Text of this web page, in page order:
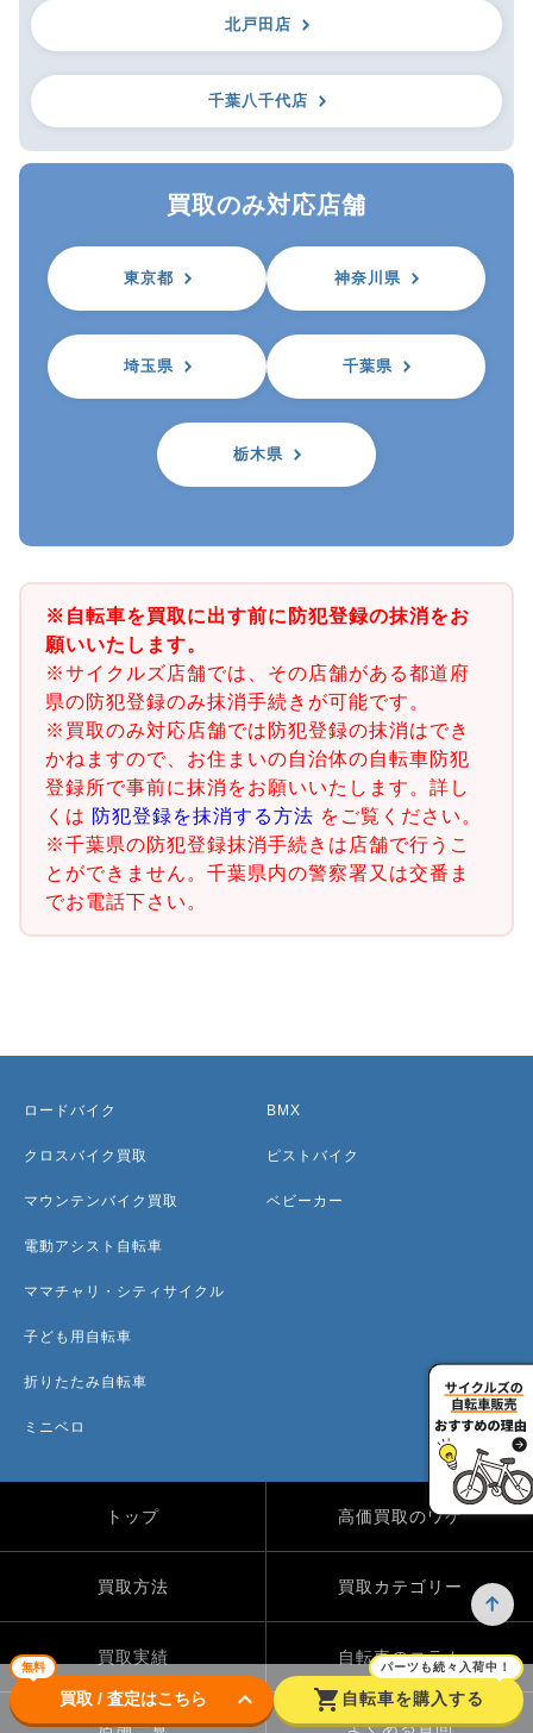
北戸田店
千葉八千代店
買取のみ対応店舗
東京都 神奈川県
埼玉県 千葉県
栃木県
※自転車を買取に出す前に防犯登録の抹消をお
願いいたします。
※サイクルズ店舗では、その店舗がある都道府
県の防犯登録のみ抹消手続きが可能です。
※買取のみ対応店舗では防犯登録の抹消はでき
かねますので、お住まいの自治体の自転車防犯
登録所で事前に抹消をお願いいたします。詳し
くは 防犯登録を抹消する方法 をご覧ください。
※千葉県の防犯登録抹消手続きは店舗で行うこ
とができません。千葉県内の警察署又は交番ま
でお電話下さい。
無料
買取 / 査定はこちら keyboard_arrow_down shopping_cart
パーツも続々入荷中！
自転車を購入する
ロードバイク
クロスバイク買取
マウンテンバイク買取
電動アシスト自転車
ママチャリ・シティサイクル
子ども用自転車
折りたたみ自転車
ミニベロ
BMX
ピストバイク
ベビーカー
トップ 高価買取のワケ
買取方法 買取カテゴリー
買取実績 自転車のコラム
店舗一覧 よくある質問